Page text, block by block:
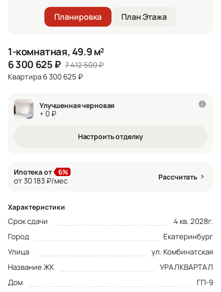
Планировка План Этажа
1-комнатная, 49.9 м²
6 300 625₽ 7 412 500₽
Квартира 6 300 625 ₽
Улучшенная черновая
+ 0 ₽
Настроить отделку
Ипотека от 6%
от 30 183 ₽/мес Рассчитать
Характеристики
Срок сдачи
4 кв. 2028г.
Город
Екатеринбург
Улица
ул. Комбинатская
Название ЖК
УРАЛКВАРТАЛ
Дом
ГП-9